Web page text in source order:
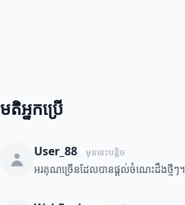
មតិអ្នកប្រើ
User_88 មុននេះបន្តិច
អរគុណច្រើនដែលបានផ្តល់ចំណេះដឹងថ្មីៗ។